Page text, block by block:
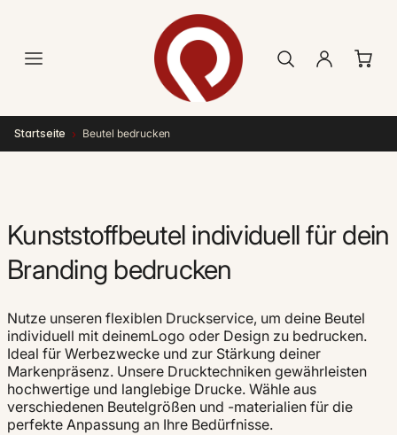
Startseite › Beutel bedrucken
Kunststoffbeutel individuell für dein
Branding bedrucken
Nutze unseren flexiblen Druckservice, um deine Beutel
individuell mit deinemLogo oder Design zu bedrucken.
Ideal für Werbezwecke und zur Stärkung deiner
Markenpräsenz. Unsere Drucktechniken gewährleisten
hochwertige und langlebige Drucke. Wähle aus
verschiedenen Beutelgrößen und -materialien für die
perfekte Anpassung an Ihre Bedürfnisse.